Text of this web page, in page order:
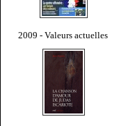
2009 - Valeurs actuelles